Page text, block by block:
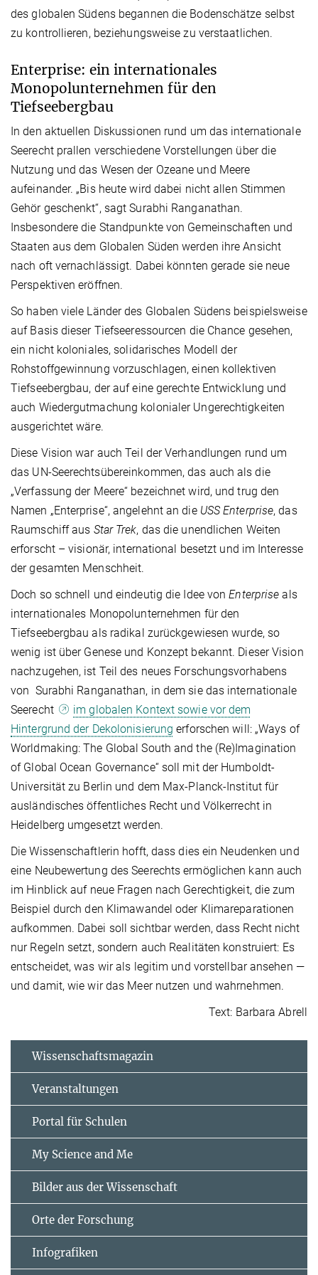
des globalen Südens begannen die Bodenschätze selbst
zu kontrollieren, beziehungsweise zu verstaatlichen.
Enterprise: ein internationales
Monopolunternehmen für den
Tiefseebergbau
In den aktuellen Diskussionen rund um das internationale
Seerecht prallen verschiedene Vorstellungen über die
Nutzung und das Wesen der Ozeane und Meere
aufeinander. „Bis heute wird dabei nicht allen Stimmen
Gehör geschenkt“, sagt Surabhi Ranganathan.
Insbesondere die Standpunkte von Gemeinschaften und
Staaten aus dem Globalen Süden werden ihre Ansicht
nach oft vernachlässigt. Dabei könnten gerade sie neue
Perspektiven eröffnen.
So haben viele Länder des Globalen Südens beispielsweise
auf Basis dieser Tiefseeressourcen die Chance gesehen,
ein nicht koloniales, solidarisches Modell der
Rohstoffgewinnung vorzuschlagen, einen kollektiven
Tiefseebergbau, der auf eine gerechte Entwicklung und
auch Wiedergutmachung kolonialer Ungerechtigkeiten
ausgerichtet wäre.
Diese Vision war auch Teil der Verhandlungen rund um
das UN-Seerechtsübereinkommen, das auch als die
„Verfassung der Meere“ bezeichnet wird, und trug den
Namen „Enterprise“, angelehnt an die USS Enterprise, das
Raumschiff aus Star Trek, das die unendlichen Weiten
erforscht – visionär, international besetzt und im Interesse
der gesamten Menschheit.
Doch so schnell und eindeutig die Idee vonEnterprise als
internationales Monopolunternehmen für den
Tiefseebergbau als radikal zurückgewiesen wurde, so
wenig ist über Genese und Konzept bekannt. Dieser Vision
nachzugehen, ist Teil des neues Forschungsvorhabens
von Surabhi Ranganathan, in dem sie das internationale
Seerecht
im globalen Kontext sowie vor dem
Hintergrund der Dekolonisierung erforschen will: „Ways of
Worldmaking: The Global South and the (Re)Imagination
of Global Ocean Governance“ soll mit der ​​Humboldt-
Universität zu Berlin und dem Max-Planck-Institut für
ausländisches öffentliches Recht und Völkerrecht in
Heidelberg umgesetzt werden.
Die Wissenschaftlerin hofft, dass dies ein Neudenken und
eine Neubewertung des Seerechts ermöglichen kann auch
im Hinblick auf neue Fragen nach Gerechtigkeit, die zum
Beispiel durch den Klimawandel oder Klimareparationen
aufkommen. Dabei soll sichtbar werden, dass Recht nicht
nur Regeln setzt, sondern auch Realitäten konstruiert: Es
entscheidet, was wir als legitim und vorstellbar ansehen —
und damit, wie wir das Meer nutzen und wahrnehmen.
Text: Barbara Abrell
Wissenschaftsmagazin
Veranstaltungen
Portal für Schulen
My Science and Me
Bilder aus der Wissenschaft
Orte der Forschung
Infografiken